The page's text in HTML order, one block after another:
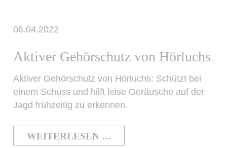
06.04.2022
Aktiver Gehörschutz von Hörluchs
Aktiver Gehörschutz von Hörluchs: Schützt bei
einem Schuss und hilft leise Geräusche auf der
Jagd frühzeitig zu erkennen.
WEITERLESEN …